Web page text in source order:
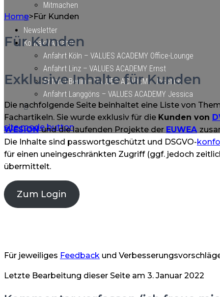
Mitmachen
Newsletter
Kontakt/Anfahrt
Anfahrt Köln – VALUES ACADEMY Office-Lounge
Anfahrt Linz – VALUES ACADEMY Ernst
Anfahrt Berlin – VALUES ACADEMY Josefine
Anfahrt Langgöns – VALUES ACADEMY Jessica
site mode button
Home>Für Kunden
Für Kunden
Exklusive Inhalte für Kunden
Die nachfolgende Seite beinhaltet eine Liste von
Fachartikeln. Sie wurde exklusiv für die Kunden von
WESiON und die laufenden Projekte der EUWEA
Die Inhalte sind passwortgeschützt und DSGVO-
für einen uneingeschränkten Zugriff (ggf. jedoch
übermittelt.
Zum Login
Für jeweiliges Feedback und
Letzte Bearbeitung dieser Seite am 3. Januar 2022